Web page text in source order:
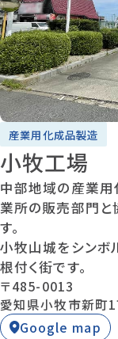
産業用化成品製造
小牧工場
中部地域の産業用
業所の販売部門と
す。
小牧山城をシンボ
根付く街です。
〒485-0013
愛知県小牧市新町
Google map